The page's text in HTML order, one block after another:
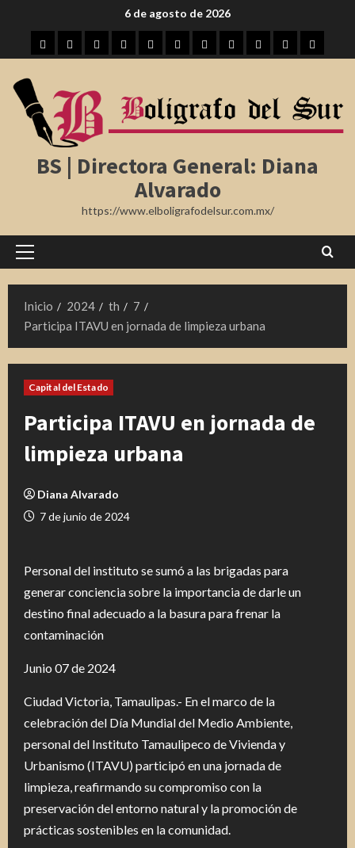
contenido
6 de agosto de 2026
InicioTampicoMaderoAltamiraTamaulipas
RegiónNota MéxicoInternacional
Farándula
BS | Directora General: Diana
Alvarado
https://www.elboligrafodelsur.com.mx/
Menú
Inicio
2024 th
7
Participa ITAVU en jornada de limpieza urbana
Capital del Estado
Participa ITAVU en jornada de
limpieza urbana
Diana Alvarado
7 de junio de 2024
Personal del instituto se sumó a las brigadas para
generar conciencia sobre la importancia de darle un
destino final adecuado a la basura para frenar la
contaminación
Junio 07 de 2024
Ciudad Victoria, Tamaulipas.- En el marco de la
celebración del Día Mundial del Medio Ambiente,
personal del Instituto Tamaulipeco de Vivienda y
Urbanismo (ITAVU) participó en una jornada de
limpieza, reafirmando su compromiso con la
preservación del entorno natural y la promoción de
prácticas sostenibles en la comunidad.